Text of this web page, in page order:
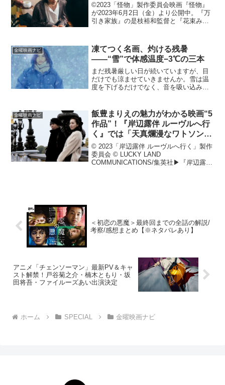
©2023「怪物」製作委員会映画『怪物』
が2023年6月2日（金）より公開中。『万
引き家族』の是枝裕和監督と『花束みた
カンヌ国際映画祭で脚本賞とクィア・パ
ルム賞の二冠...
金曜映画ナビ
凍てつく名画、灼ける残暑
——“雪”で体感温度−3℃の三本
まだ残暑厳しい日が続いていますが、目
だけでも涼ませていきませんか。雪は温
度を下げるだけでなく、音を吸い込み、
呼吸を研ぎ澄ます。今回は“雪景色”が主役
の三作を、公開年順に...
金曜映画ナビ
飯豊まりえの魅力がわかる映画“5
作品”！『岸辺露伴 ルーヴルへ行
く』では「天真爛漫なワトソン」
に
© 2023「岸辺露伴 ルーヴルへ行く」製作
委員会 © LUCKY LAND
COMMUNICATIONS/集英社▶︎『岸辺露伴
＜初恋の悪魔＞最終回までの全話の解説/
考察/感想まとめ【※ネタバレあり】
アニメ「チェンソーマン」最新PV＆キャ
スト解禁！戸谷菊之介・楠木ともり・坂
田将吾・ファイルーズあい出演決定
ホーム SPECIAL 金曜映画ナビ